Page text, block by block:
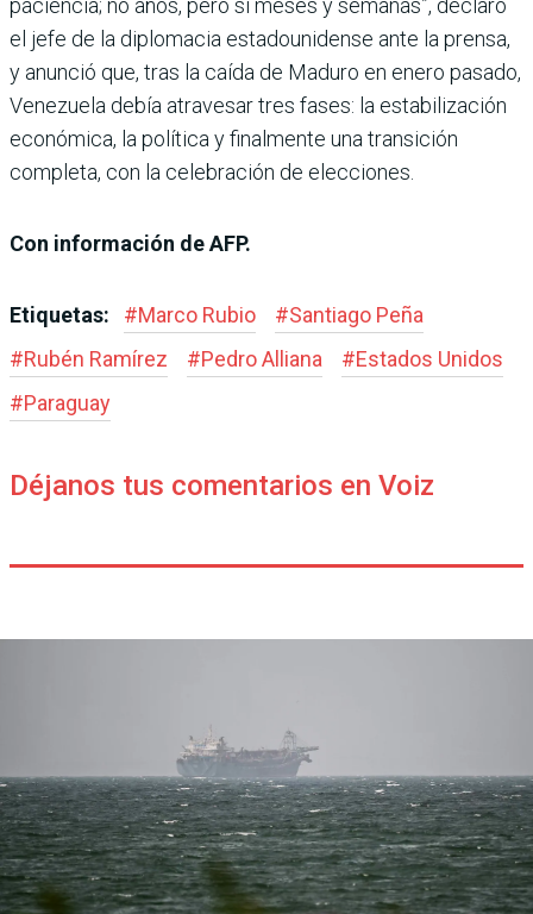
paciencia; no años, pero sí meses y semanas”, declaró
el jefe de la diplomacia estadounidense ante la prensa,
y anunció que, tras la caída de Maduro en enero pasado,
Venezuela debía atravesar tres fases: la estabilización
económica, la política y finalmente una transición
completa, con la celebración de elecciones.
Con información de AFP.
Etiquetas: #Marco Rubio #Santiago Peña
#Rubén Ramírez #Pedro Alliana #Estados Unidos
#Paraguay
Déjanos tus comentarios en Voiz